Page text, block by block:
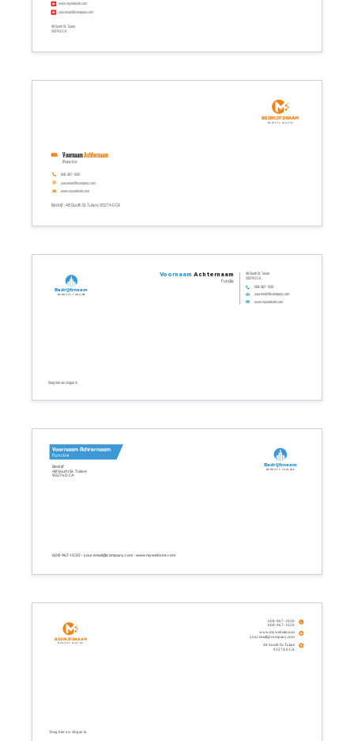
48 South St. Tulare
93274.0 CA
www.mywebsite.com
your.email@company.com
Bedrijf - 48 South St. Tulare 93274.0 CA
your.email@company.com
www.mywebsite.com
608-967-1020
Functie
VoornaamAchternaam
Bedrijfsnaam
Bedrijfs tagline
Voeg hier uw slogan in
www.mywebsite.com
608-967-1020
your.email@company.com
Voornaam Achternaam
Functie
48 South St. Tulare
93274.0 CA
Bedrijfsnaam
Bedrijfs tagline
608-967-1020 - your.email@company.com - www.mywebsite.com
Bedrijf
48 South St. Tulare
93274.0 CA
Voornaam Achternaam
Functie
Bedrijfsnaam
Bedrijfs tagline
Voeg hier uw slogan in
48 South St. Tulare
93274.0 CA
www.mywebsite.com
your.email@company.com
608-967-1020
608-967-1020
Bedrijfsnaam
Bedrijfs tagline